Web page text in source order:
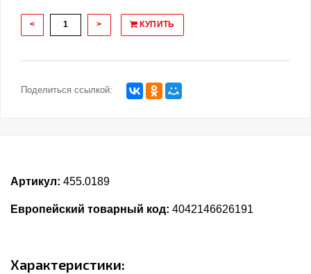
< > КУПИТЬ
Поделиться ссылкой:
Артикул: 455.0189
Европейский товарный код: 4042146626191
Характеристики: